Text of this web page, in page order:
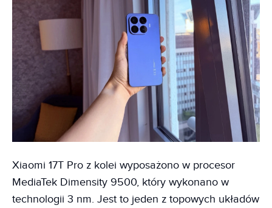
Xiaomi 17T Pro z kolei wyposażono w procesor
MediaTek Dimensity 9500, który wykonano w
technologii 3 nm. Jest to jeden z topowych układów